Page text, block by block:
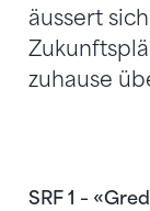
äussert
zuhause
SRF 1 –